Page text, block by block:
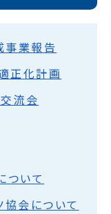
事業報告
正化計画
流会
ついて
会について